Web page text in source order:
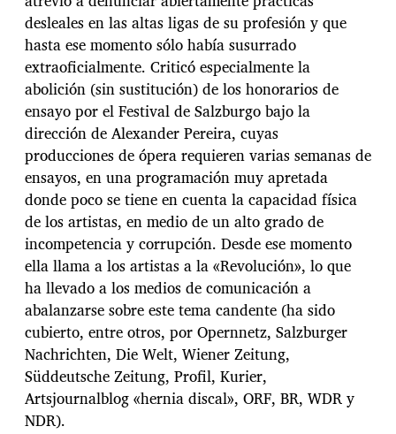
desleales en las altas ligas de su profesión y que
hasta ese momento sólo había susurrado
extraoficialmente. Criticó especialmente la
abolición (sin sustitución) de los honorarios de
ensayo por el Festival de Salzburgo bajo la
dirección de Alexander Pereira, cuyas
producciones de ópera requieren varias semanas de
ensayos, en una programación muy apretada
donde poco se tiene en cuenta la capacidad física
de los artistas, en medio de un alto grado de
incompetencia y corrupción. Desde ese momento
ella llama a los artistas a la «Revolución», lo que
ha llevado a los medios de comunicación a
abalanzarse sobre este tema candente (ha sido
cubierto, entre otros, por Opernnetz, Salzburger
Nachrichten, Die Welt, Wiener Zeitung,
Süddeutsche Zeitung, Profil, Kurier,
Artsjournalblog «hernia discal», ORF, BR, WDR y
NDR).